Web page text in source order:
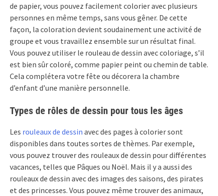
de papier, vous pouvez facilement colorier avec plusieurs
personnes en même temps, sans vous gêner. De cette
façon, la coloration devient soudainement une activité de
groupe et vous travaillez ensemble sur un résultat final.
Vous pouvez utiliser le rouleau de dessin avec coloriage, s’il
est bien sûr coloré, comme papier peint ou chemin de table.
Cela complétera votre fête ou décorera la chambre
d’enfant d’une manière personnelle.
Types de rôles de dessin pour tous les âges
Les rouleaux de dessin avec des pages à colorier sont
disponibles dans toutes sortes de thèmes. Par exemple,
vous pouvez trouver des rouleaux de dessin pour différentes
vacances, telles que Pâques ou Noël. Mais il y a aussi des
rouleaux de dessin avec des images des saisons, des pirates
et des princesses. Vous pouvez même trouver des animaux,